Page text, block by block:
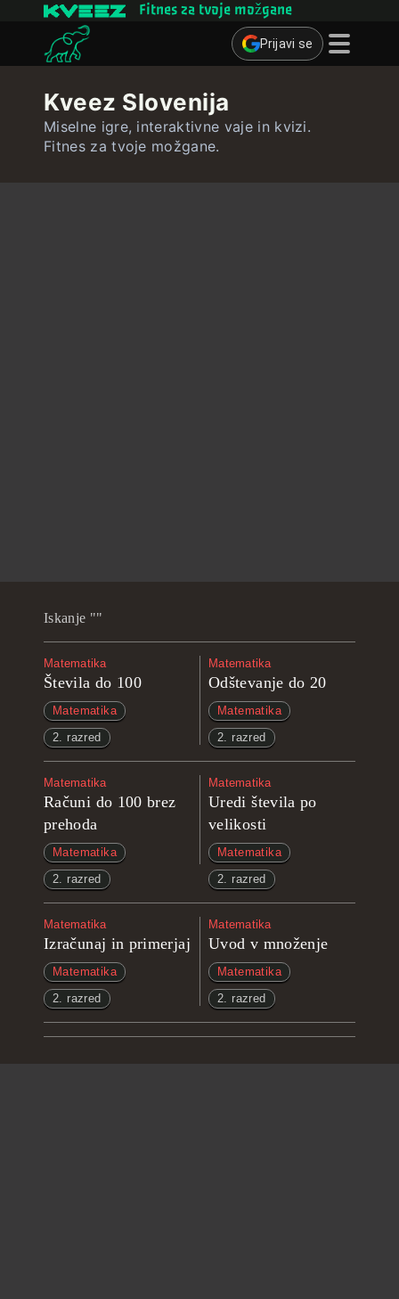
Fitnes za tvoje možgane
Prijavi se
Kvizi
Učne kartice
Kveez Slovenija
Miselne igre, interaktivne vaje in kvizi.
Fitnes za tvoje možgane.
Iskanje ""
Matematika
Števila do 100
Matematika
2. razred
Matematika
Odštevanje do 20
Matematika
2. razred
Matematika
Računi do 100 brez
prehoda
Matematika
2. razred
Matematika
Uredi števila po
velikosti
Matematika
2. razred
Matematika
Izračunaj in primerjaj
Matematika
2. razred
Matematika
Uvod v množenje
Matematika
2. razred